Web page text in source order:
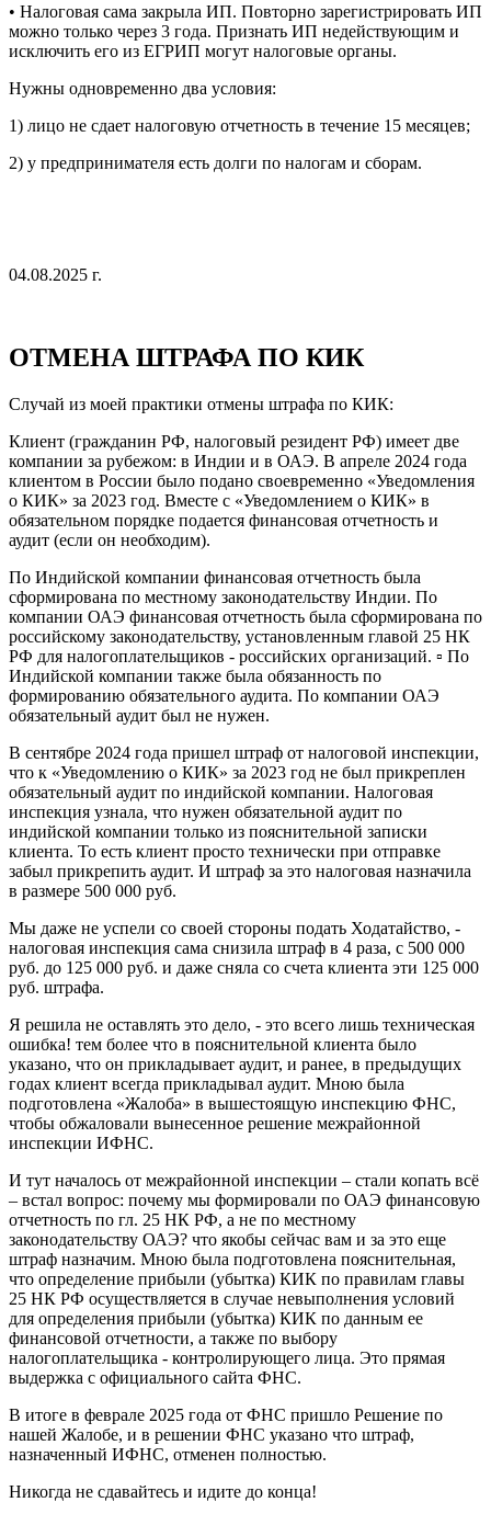
• Налоговая сама закрыла ИП. Повторно зарегистрировать ИП
можно только через 3 года. Признать ИП недействующим и
исключить его из ЕГРИП могут налоговые органы.
Нужны одновременно два условия:
1) лицо не сдает налоговую отчетность в течение 15 месяцев;
2) у предпринимателя есть долги по налогам и сборам.
04.08.2025 г.
ОТМЕНА ШТРАФА ПО КИК
Случай из моей практики отмены штрафа по КИК:
Клиент (гражданин РФ, налоговый резидент РФ) имеет две
компании за рубежом: в Индии и в ОАЭ. В апреле 2024 года
клиентом в России было подано своевременно «Уведомления
о КИК» за 2023 год. Вместе с «Уведомлением о КИК» в
обязательном порядке подается финансовая отчетность и
аудит (если он необходим).
По Индийской компании финансовая отчетность была
сформирована по местному законодательству Индии. По
компании ОАЭ финансовая отчетность была сформирована по
российскому законодательству, установленным главой 25 НК
РФ для налогоплательщиков - российских организаций. ▫️ По
Индийской компании также была обязанность по
формированию обязательного аудита. По компании ОАЭ
обязательный аудит был не нужен.
В сентябре 2024 года пришел штраф от налоговой инспекции,
что к «Уведомлению о КИК» за 2023 год не был прикреплен
обязательный аудит по индийской компании. Налоговая
инспекция узнала, что нужен обязательной аудит по
индийской компании только из пояснительной записки
клиента. То есть клиент просто технически при отправке
забыл прикрепить аудит. И штраф за это налоговая назначила
в размере 500 000 руб.
Мы даже не успели со своей стороны подать Ходатайство, -
налоговая инспекция сама снизила штраф в 4 раза, с 500 000
руб. до 125 000 руб. и даже сняла со счета клиента эти 125 000
руб. штрафа.
Я решила не оставлять это дело, - это всего лишь техническая
ошибка! тем более что в пояснительной клиента было
указано, что он прикладывает аудит, и ранее, в предыдущих
годах клиент всегда прикладывал аудит. Мною была
подготовлена «Жалоба» в вышестоящую инспекцию ФНС,
чтобы обжаловали вынесенное решение межрайонной
инспекции ИФНС.
И тут началось от межрайонной инспекции – стали копать всё
– встал вопрос: почему мы формировали по ОАЭ финансовую
отчетность по гл. 25 НК РФ, а не по местному
законодательству ОАЭ? что якобы сейчас вам и за это еще
штраф назначим. Мною была подготовлена пояснительная,
что определение прибыли (убытка) КИК по правилам главы
25 НК РФ осуществляется в случае невыполнения условий
для определения прибыли (убытка) КИК по данным ее
финансовой отчетности, а также по выбору
налогоплательщика - контролирующего лица. Это прямая
выдержка с официального сайта ФНС.
В итоге в феврале 2025 года от ФНС пришло Решение по
нашей Жалобе, и в решении ФНС указано что штраф,
назначенный ИФНС, отменен полностью.
Никогда не сдавайтесь и идите до конца!